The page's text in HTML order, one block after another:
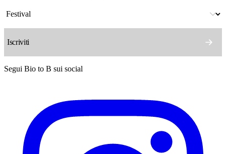
Segui Bio to B sui social